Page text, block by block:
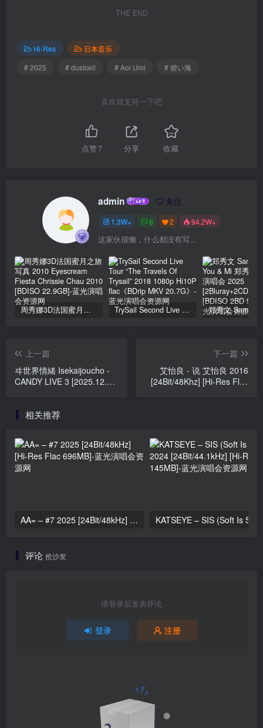
THE END
Hi-Res
日本音乐
# 2025
# dustcell # Aoi Umi # 碧い海
喜欢就支持一下吧
点赞7 分享 收藏
admin 关注
1.3W+ 6 2 94.2W+
这家伙很懒，什么都没有写...
周秀娜3D法国蜜月之旅写真 2010 Eyescream Fiesta Chrissie Chau 2010 [BDISO 22.9GB] TrySail Second Live Tour “The Travels Of Trysail” 2018 1080p Hi10P flac《BDrip MKV 20.7G》
上一篇
ヰ世界情緒 Isekaijoucho -
CANDY LIVE 3 [2025.12.10]
下一篇
艾怡良 - 说 艾怡良 2016
[24Bit/48Khz] [Hi-Res Flac
相关推荐
AA= – #7 2025 [24Bit/48kHz] [Hi-Res Flac 696MB]
评论 抢沙发
请登录后发表评论
登录 注册